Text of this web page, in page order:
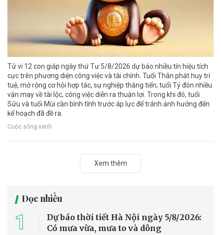
Tử vi 12 con giáp ngày thứ Tư 5/8/2026 dự báo nhiều tín hiệu tích
cực trên phương diện công việc và tài chính. Tuổi Thân phát huy trí
tuệ, mở rộng cơ hội hợp tác, sự nghiệp thăng tiến; tuổi Tý đón nhiều
vận may về tài lộc, công việc diễn ra thuận lợi. Trong khi đó, tuổi
Sửu và tuổi Mùi cần bình tĩnh trước áp lực để tránh ảnh hưởng đến
kế hoạch đã đề ra.
Cuộc sống xanh
Xem thêm
Đọc nhiều
1
Dự báo thời tiết Hà Nội ngày 5/8/2026:
Có mưa vừa, mưa to và dông